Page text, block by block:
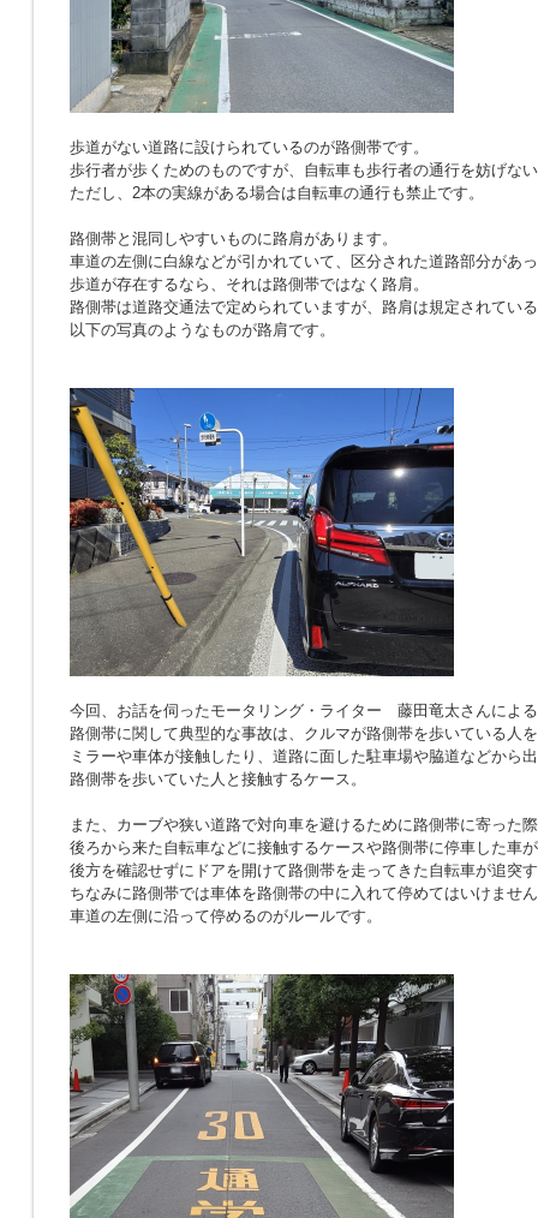
歩道がない道路に設けられているのが路側帯です。
歩行者が歩くためのものですが、自転車も歩行者の通行を妨げな
ただし、2本の実線がある場合は自転車の通行も禁止です。
路側帯と混同しやすいものに路肩があります。
車道の左側に白線などが引かれていて、区分された道路部分があ
歩道が存在するなら、それは路側帯ではなく路肩。
路側帯は道路交通法で定められていますが、路肩は規定されてい
以下の写真のようなものが路肩です。
今回、お話を伺ったモータリング・ライター 藤田竜太さんによ
路側帯に関して典型的な事故は、クルマが路側帯を歩いている人
ミラーや車体が接触したり、道路に面した駐車場や脇道などから
路側帯を歩いていた人と接触するケース。
また、カーブや狭い道路で対向車を避けるために路側帯に寄った
後ろから来た自転車などに接触するケースや路側帯に停車した車
後方を確認せずにドアを開けて路側帯を走ってきた自転車が追突
ちなみに路側帯では車体を路側帯の中に入れて停めてはいけませ
車道の左側に沿って停めるのがルールです。